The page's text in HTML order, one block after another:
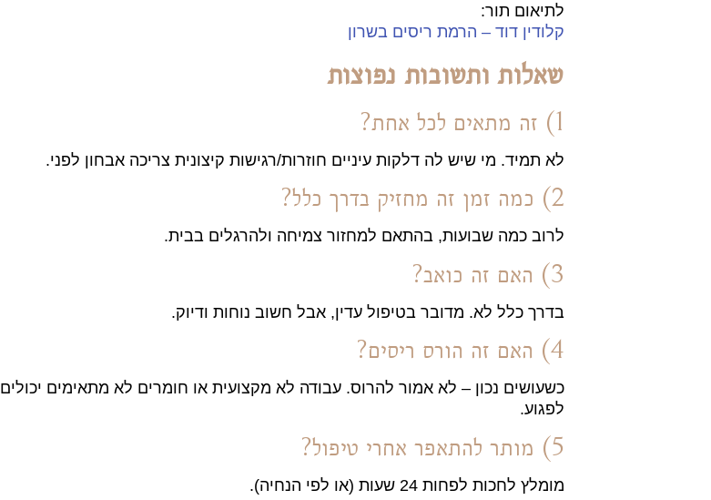
לתיאום תור:
קלודין דוד – הרמת ריסים בשרון
שאלות ותשובות נפוצות
1) זה מתאים לכל אחת?
לא תמיד. מי שיש לה דלקות עיניים חוזרות/רגישות קיצונית צריכה אבחון לפני.
2) כמה זמן זה מחזיק בדרך כלל?
לרוב כמה שבועות, בהתאם למחזור צמיחה ולהרגלים בבית.
3) האם זה כואב?
בדרך כלל לא. מדובר בטיפול עדין, אבל חשוב נוחות ודיוק.
4) האם זה הורס ריסים?
כשעושים נכון – לא אמור להרוס. עבודה לא מקצועית או חומרים לא מתאימים יכולים
לפגוע.
5) מותר להתאפר אחרי טיפול?
מומלץ לחכות לפחות 24 שעות (או לפי הנחיה).